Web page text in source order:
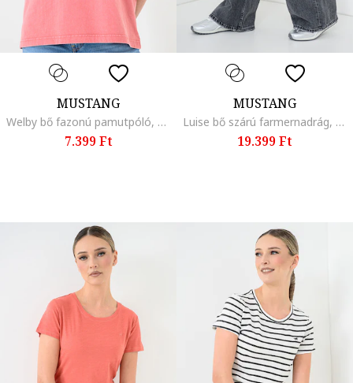
MUSTANG
Welby bő fazonú pamutpóló, Halványpiros
7.399 Ft
MUSTANG
Luise bő szárú farmernadrág, Melange szürke
19.399 Ft